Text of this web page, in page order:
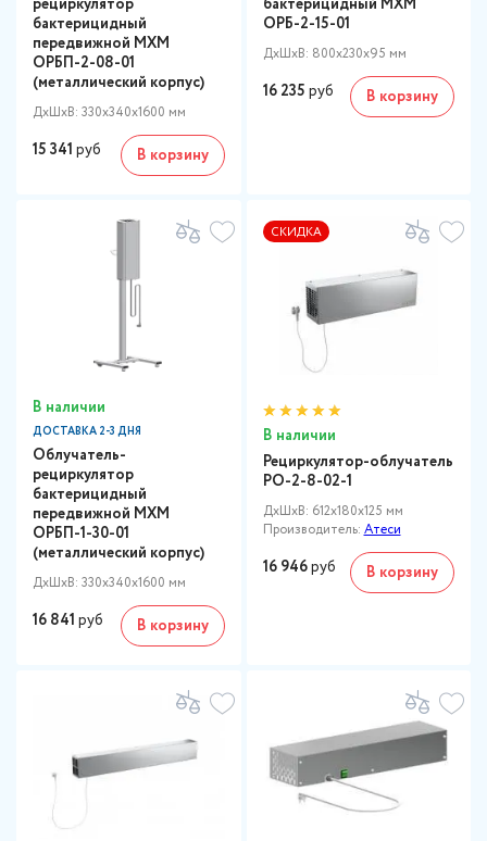
бактерицидный
передвижной МХМ
ОРБП-2-08-01
(металлический корпус)
ДxШxВ: 330x340x1600 мм
15 341 руб В корзину
ОРБ-2-15-01
ДxШxВ: 800x230x95 мм
16 235 руб В корзину
В наличии
ДОСТАВКА 2-3 ДНЯ
Облучатель-
рециркулятор
бактерицидный
передвижной МХМ
ОРБП-1-30-01
(металлический корпус)
ДxШxВ: 330x340x1600 мм
16 841 руб В корзину
СКИДКА
В наличии
Рециркулятор-облучатель
РО-2-8-02-1
ДxШxВ: 612x180x125 мм
Производитель: Атеси
16 946руб В корзину